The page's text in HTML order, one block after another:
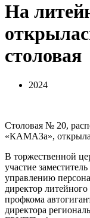
На
столовая
2024
Столовая № 20,
«КАМАЗа», открыла
В торжественной
участие
управлению
директор
профкома
директора